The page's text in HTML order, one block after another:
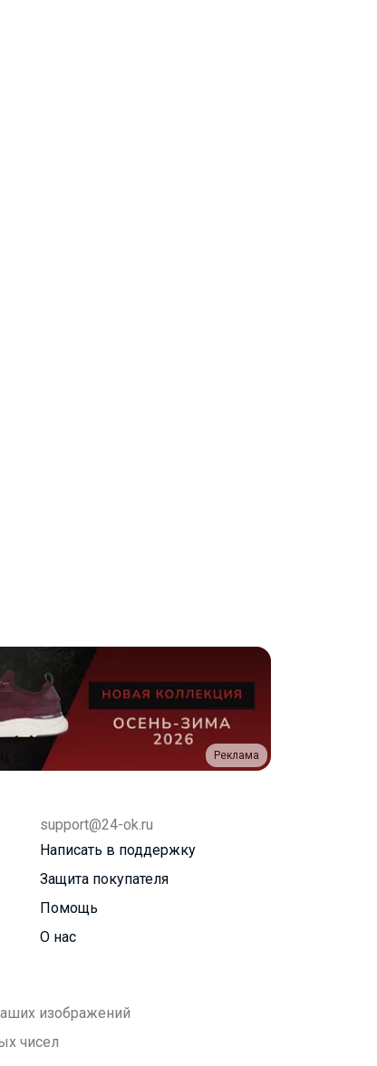
Реклама
support@24-ok.ru
Написать в поддержку
Защита покупателя
Помощь
О нас
изображений
чисел